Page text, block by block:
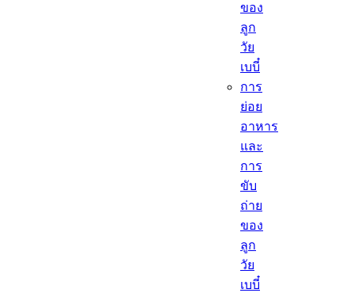
ของ
ลูก
วัย
เบบี๋
การ
ย่อย
อาหาร
และ
การ
ขับ
ถ่าย
ของ
ลูก
วัย
เบบี๋